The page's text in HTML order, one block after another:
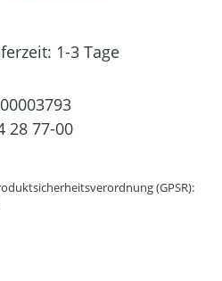
1-3 Tage
28 77-00
(GPSR):